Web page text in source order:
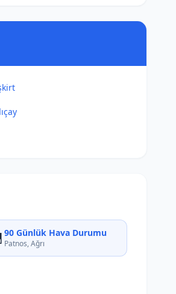
90 Günlük Hava Durumu
Patnos, Ağrı